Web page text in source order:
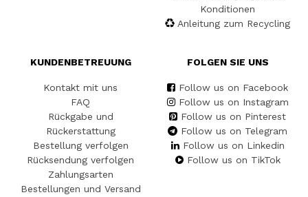
Konditionen
Anleitung zum Recycling
KUNDENBETREUUNG
Kontakt mit uns
FAQ
Rückgabe und
Rückerstattung
Bestellung verfolgen
Rücksendung verfolgen
Zahlungsarten
Bestellungen und Versand
FOLGEN SIE UNS
Follow us on Facebook
Follow us on Instagram
Follow us on Pinterest
Follow us on Telegram
Follow us on Linkedin
Follow us on TikTok